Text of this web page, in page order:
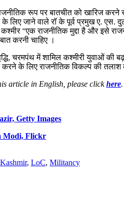
रूप पर बातचीत को खारिज
के लिए जाने वाले रॉ के पूर्व प्रमुख ए. एस.
“एक राजनीतिक मुद्दा है और इसे
करनी चाहिए ।
चरमपंथ में शामिल कश्मीरी युवाओं की
के लिए राजनीतिक विकल्प की तलाश
article in English, please clickhere.
Getty Images
Modi, Flickr
Kashmir, LoC, Militancy